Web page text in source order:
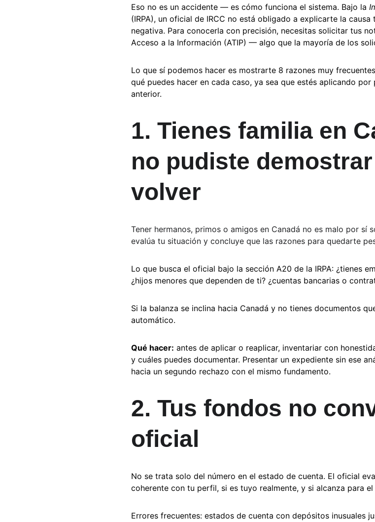
Eso no es un accidente — es cómo funciona el sistema. Bajo la
(IRPA), un oficial de IRCC no está obligado a explicarte la
negativa. Para conocerla con precisión, necesitas solicitar tus
Acceso a la Información (ATIP) — algo que la mayoría de los
Lo que sí podemos hacer es mostrarte 8 razones muy
qué puedes hacer en cada caso, ya sea que estés aplicando
anterior.
1. Tienes familia en
no pudiste
volver
Tener hermanos, primos o amigos en Canadá no es malo por sí
evalúa tu situación y concluye que las razones para quedarte
Lo que busca el oficial bajo la sección A20 de la IRPA: ¿tienes
¿hijos menores que dependen de ti? ¿cuentas bancarias o
Si la balanza se inclina hacia Canadá y no tienes documentos
automático.
Qué hacer: antes de aplicar o reaplicar, inventariar con
y cuáles puedes documentar. Presentar un expediente sin ese
hacia un segundo rechazo con el mismo fundamento.
2. Tus fondos no
oficial
No se trata solo del número en el estado de cuenta. El oficial
coherente con tu perfil, si es tuyo realmente, y si alcanza para
Errores frecuentes: estados de cuenta con depósitos inusuales